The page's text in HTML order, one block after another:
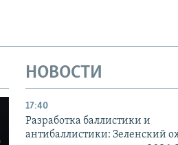
НОВОСТИ
17:40
Разработка баллистики и
антибаллистики: Зеленский